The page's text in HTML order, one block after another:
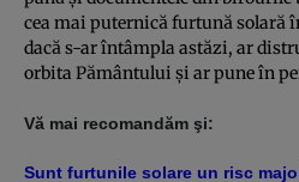
cea mai puternică furtună solară
dacă s-ar întâmpla astăzi, ar
orbita Pământului şi ar pune în
Vă mai recomandăm şi:
Sunt furtunile solare un risc